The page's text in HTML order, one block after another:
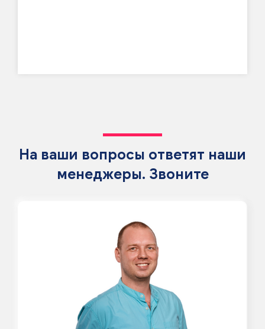
На ваши вопросы ответят наши
менеджеры. Звоните